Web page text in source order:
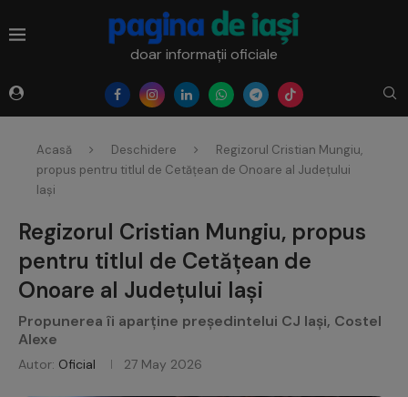
doar informații oficiale
Acasă Deschidere
Regizorul Cristian Mungiu,
propus pentru titlul de Cetățean de Onoare al Județului
Iași
Regizorul Cristian Mungiu, propus
pentru titlul de Cetățean de
Onoare al Județului Iași
Propunerea îi aparține președintelui CJ Iași, Costel
Alexe
Autor: Oficial 27 May 2026